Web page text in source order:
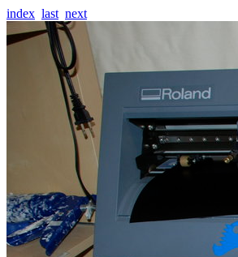
index last next